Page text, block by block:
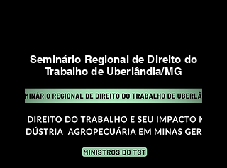
Seminário Regional de Direito do
Trabalho de Uberlândia/MG